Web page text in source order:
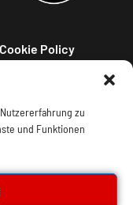
zu
und Funktionen
Cookie Policy